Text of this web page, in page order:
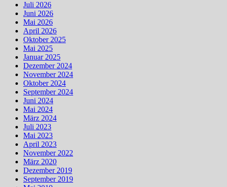
Juli 2026
Juni 2026
Mai 2026
April 2026
Oktober 2025
Mai 2025
Januar 2025
Dezember 2024
November 2024
Oktober 2024
September 2024
Juni 2024
Mai 2024
März 2024
Juli 2023
Mai 2023
April 2023
November 2022
März 2020
Dezember 2019
September 2019